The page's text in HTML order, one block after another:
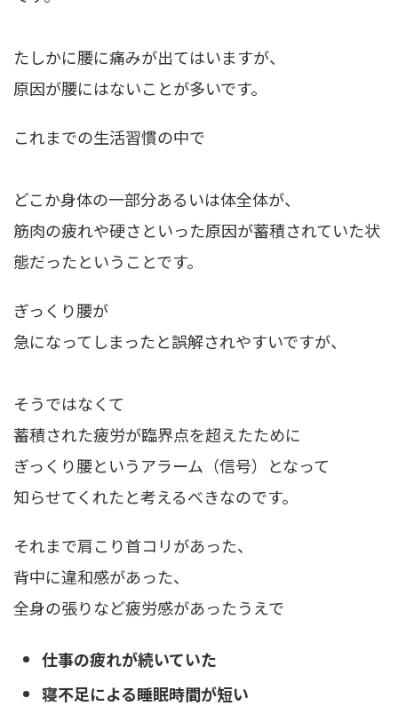
たしかに腰に痛みが出てはいますが、
原因が腰にはないことが多いです。
これまでの生活習慣の中で
どこか身体の一部分あるいは体全体が、
筋肉の疲れや硬さといった原因が蓄積されていた状
態だったということです。
ぎっくり腰が
急になってしまったと誤解されやすいですが、
そうではなくて
蓄積された疲労が臨界点を超えたために
ぎっくり腰というアラーム（信号） となって
知らせてくれたと考えるべきなのです。
それまで肩こり首コリがあった、
背中に違和感があった、
全身の張りなど疲労感があったうえで
仕事の疲れが続いていた
寝不足による睡眠時間が短い